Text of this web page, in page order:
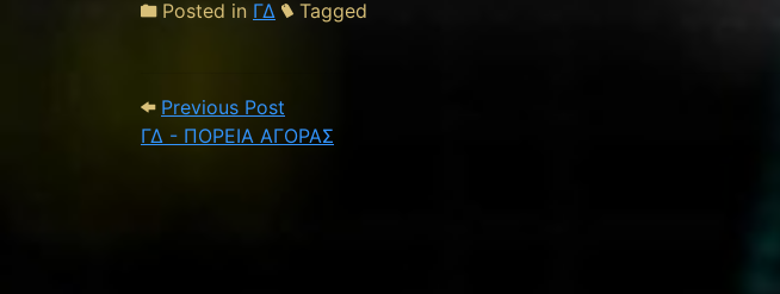
Posted in ΓΔ Tagged
Post navigation
Previous Post
ΓΔ - ΠΟΡΕΙΑ ΑΓΟΡΑΣ